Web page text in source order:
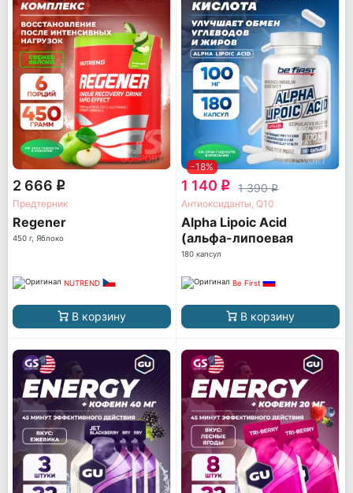
2 666 q
Предтерник
Regener
450 г, Яблоко
NUTREND
В корзину
-18%
1 140 q 1 390q
Антиоксиданты, Q10
Alpha Lipoic Acid
(альфа-липоевая
кислота)
180 капсул
Be First
В корзину